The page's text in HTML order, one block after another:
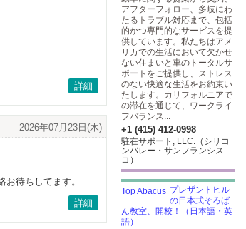
詳細
2026年07月23日(木)
待ちしてます。
詳細
アフターフォロー、多岐にわ
たるトラブル対応まで、包括
的かつ専門的なサービスを提
供しています。私たちはアメ
リカでの生活において欠かせ
ない住まいと車のトータルサ
ポートをご提供し、ストレス
のない快適な生活をお約束い
たします。カリフォルニアで
の滞在を通じて、ワークライ
フバランス...
+1 (415) 412-0998
駐在サポート, LLC.（シリコ
ンバレー・サンフランシス
コ）
プレザントヒル
の日本式そろば
ん教室、開校！（日本語・英
語）